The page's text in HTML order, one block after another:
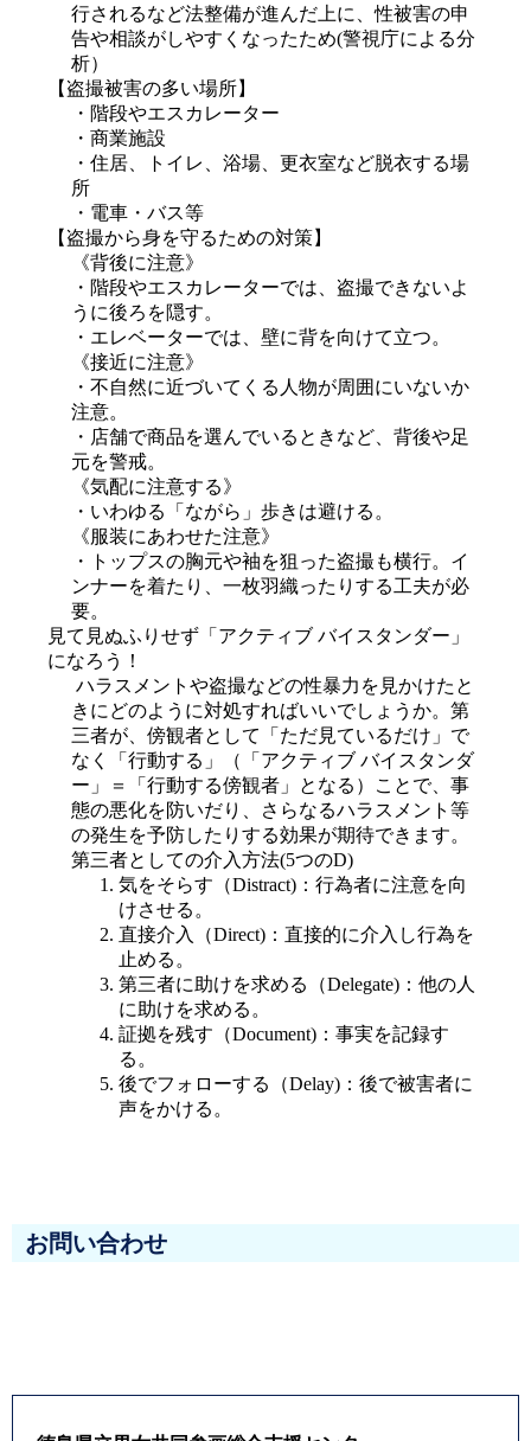
行されるなど法整備が進んだ上に、性被害の申
告や相談がしやすくなったため(警視庁による分
析）
【盗撮被害の多い場所】
・階段やエスカレーター
・商業施設
・住居、トイレ、浴場、更衣室など脱衣する場
所
・電車・バス等
【盗撮から身を守るための対策】
《背後に注意》
・階段やエスカレーターでは、盗撮できないよ
うに後ろを隠す。
・エレベーターでは、壁に背を向けて立つ。
《接近に注意》
・不自然に近づいてくる人物が周囲にいないか
注意。
・店舗で商品を選んでいるときなど、背後や足
元を警戒。
《気配に注意する》
・いわゆる「ながら」歩きは避ける。
《服装にあわせた注意》
・トップスの胸元や袖を狙った盗撮も横行。イ
ンナーを着たり、一枚羽織ったりする工夫が必
要。
見て見ぬふりせず「アクティブ バイスタンダー」
になろう！
きにどのように対処すればいいでしょうか。第
三者が、傍観者として「ただ見ているだけ」で
なく「行動する」（「アクティブ バイスタンダ
ー」＝「行動する傍観者」となる）ことで、事
態の悪化を防いだり、さらなるハラスメント等
の発生を予防したりする効果が期待できます。
第三者としての介入方法(5つのD)
気をそらす（Distract)：行為者に注意を向
けさせる。
直接介入（Direct)：直接的に介入し行為を
止める。
第三者に助けを求める（Delegate)：他の人
に助けを求める。
証拠を残す（Document)：事実を記録す
る。
後でフォローする（Delay)：後で被害者に
声をかける。
お問い合わせ